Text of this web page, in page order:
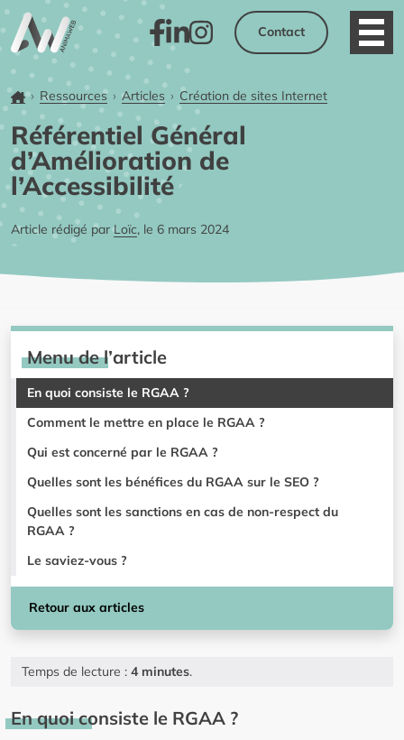
Facebook
LinkedInInstagram
Contact
Accueil
Ressources Articles Création de sites Internet
Référentiel Général
d’Amélioration de
l’Accessibilité
Article rédigé parLoïc, le 6 mars 2024
Menu de l’article
En quoi consiste le RGAA ?
Comment le mettre en place le RGAA ?
Qui est concerné par le RGAA ?
Quelles sont les bénéfices du RGAA sur le SEO ?
Quelles sont les sanctions en cas de non-respect du
RGAA ?
Le saviez-vous ?
Retour aux articles
Temps de lecture : 4 minutes.
En quoi consiste le RGAA ?